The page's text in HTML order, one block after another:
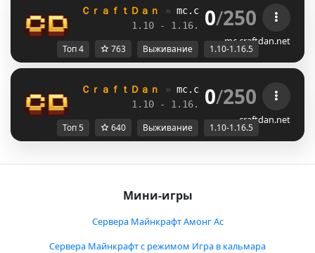
ＣｒａｆｔＤａｎ » mc.craftdan.net //
1.10 - 1.16.5 //
0/250
mc.craftdan.net
Топ 4 763 Выживание 1.10-1.16.5
ＣｒａｆｔＤａｎ » mc.craftdan.net //
1.10 - 1.16.5 //
0/250
craftdan.net
Топ 5 640 Выживание 1.10-1.16.5
Мини-игры
Сервера Майнкрафт Амонг Ас
Сервера Майнкрафт с режимом Игра в кальмара